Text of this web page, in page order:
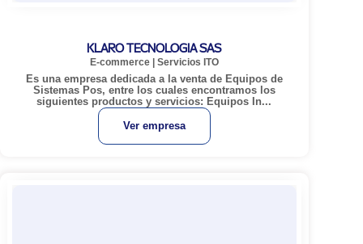
KLARO TECNOLOGIA SAS
E-commerce| Servicios ITO
Es una empresa dedicada a la venta de Equipos de
Sistemas Pos, entre los cuales encontramos los
siguientes productos y servicios: Equipos In...
Ver empresa